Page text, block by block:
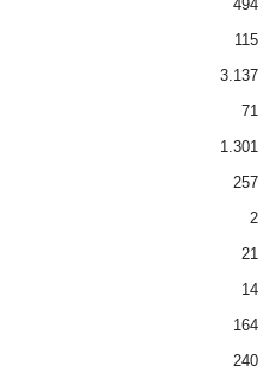
494
115
3.137
71
1.301
257
2
21
14
164
240